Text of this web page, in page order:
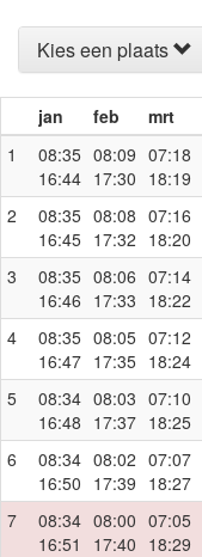
Kies een plaats
jan feb mrt
1
08:35
16:44
08:09
17:30
07:18
18:19
2
08:35
16:45
08:08
17:32
07:16
18:20
3
08:35
16:46
08:06
17:33
07:14
18:22
4
08:35
16:47
08:05
17:35
07:12
18:24
5
08:34
16:48
08:03
17:37
07:10
18:25
6
08:34
16:50
08:02
17:39
07:07
18:27
7
08:34
16:51
08:00
17:40
07:05
18:29